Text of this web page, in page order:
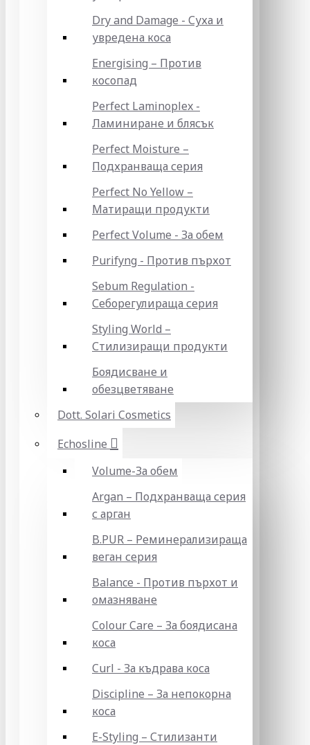
Dry and Damage - Суха и
увредена коса
Energising – Против
косопад
Perfect Laminoplex -
Ламиниране и блясък
Perfect Moisture –
Подхранваща серия
Perfect No Yellow –
Матиращи продукти
Perfect Volume - За обем
Purifyng - Против пърхот
Sebum Regulation -
Себорегулираща серия
Styling World –
Стилизиращи продукти
Боядисване и
обезцветяване
Dott. Solari Cosmetics
Echosline
Volume-За обем
Argan – Подхранваща серия
с арган
B.PUR – Реминерализираща
веган серия
Balance - Против пърхот и
омазняване
Colour Care – За боядисана
коса
Curl - За къдрава коса
Discipline – За непокорна
коса
E-Styling – Стилизанти